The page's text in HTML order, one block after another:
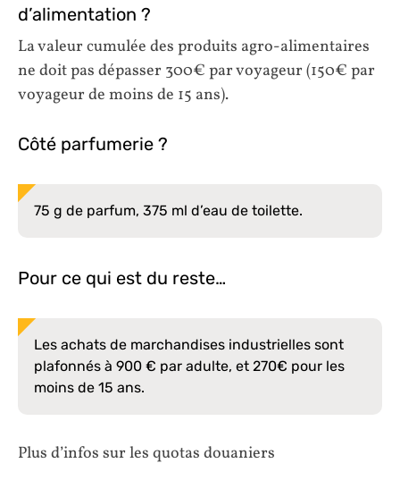
d’alimentation ?
La valeur cumulée des produits agro-alimentaires
ne doit pas dépasser 300€ par voyageur (150€ par
voyageur de moins de 15 ans).
Côté parfumerie ?
75 g de parfum, 375 ml d’eau de toilette.
Pour ce qui est du reste…
Les achats de marchandises industrielles sont
plafonnés à 900 € par adulte, et 270€ pour les
moins de 15 ans.
Plus d’infos sur les quotas douaniers